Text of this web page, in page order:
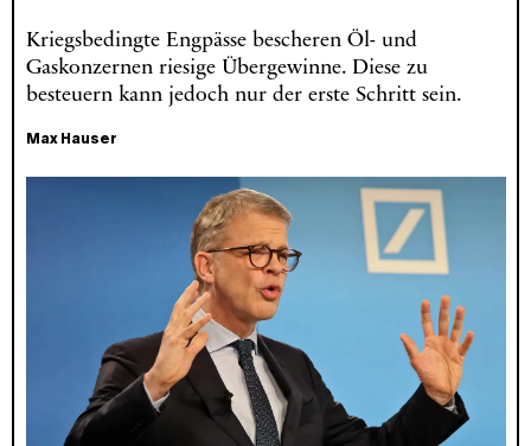
Kriegsbedingte Engpässe bescheren Öl- und
Gaskonzernen riesige Übergewinne. Diese zu
besteuern kann jedoch nur der erste Schritt sein.
Max Hauser